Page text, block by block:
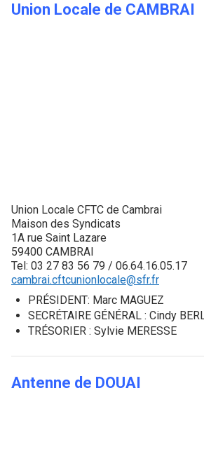
Union Locale de CAMBRAI
Union Locale CFTC de Cambrai
Maison des Syndicats
1A rue Saint Lazare
59400 CAMBRAI
Tel: 03 27 83 56 79 / 06.64.16.05.17
cambrai.cftcunionlocale@sfr.fr
PRÉSIDENT: Marc MAGUEZ
SECRÉTAIRE GÉNÉRAL : Cindy
TRÉSORIER : Sylvie MERESSE
Antenne de DOUAI